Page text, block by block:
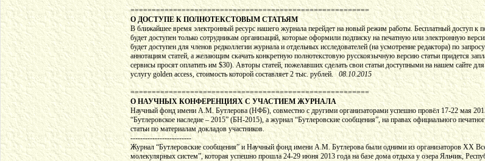
========================================================
О ДОСТУПЕ К ПОЛНОТЕКСТОВЫМ СТАТЬЯМ
В ближайшее время электронный ресурс нашего журнала перейдет на новый режим работы. Бесплатный доступ к
будет доступен только сотрудникам организаций, которые оформили подписку на печатную или электронную
будет доступен для членов редколлегии журнала и отдельных исследователей (на усмотрение редактора) по
аннотациям статей, а желающим скачать конкретную полнотекстовую русскоязычную версию статьи придется
сервисы просят оплатить им $30). Авторы статей, пожелавших сделать свои статьи доступными на нашем сайте
услугу golden access, стоимость которой составляет 2 тыс. рублей. 08.10.2015
========================================================
О НАУЧНЫХ КОНФЕРЕНЦИЯХ С УЧАСТИЕМ ЖУРНАЛА
Научный фонд имени А.М. Бутлерова (НФБ), совместно с другими организаторами успешно провёл 17-22 мая
“Бутлеровское наследие – 2015” (БН-2015), а журнал “Бутлеровские сообщения”, на правах официального
статьи по материалам докладов участников.
-------------------------
Журнал “Бутлеровские сообщения” и Научный фонд имени А.М. Бутлерова были одними из организаторов XX
молекулярных систем”, которая успешно прошла 24-29 июня 2013 года на базе дома отдыха у озера Яльчик,